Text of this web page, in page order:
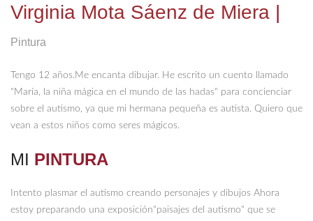
Virginia Mota Sáenz de Miera
Pintura
Tengo 12 años.Me encanta dibujar. He escrito un cuento llamado
"María, la niña mágica en el mundo de las hadas" para concienciar
sobre el autismo, ya que mi hermana pequeña es autista. Quiero que
vean a estos niños como seres mágicos.
MI PINTURA
Intento plasmar el autismo creando personajes y dibujos Ahora
estoy preparando una exposición"paisajes del autismo" que se